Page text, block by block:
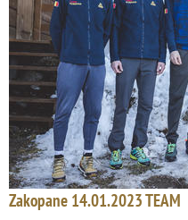
Zakopane 14.01.2023 TEAM